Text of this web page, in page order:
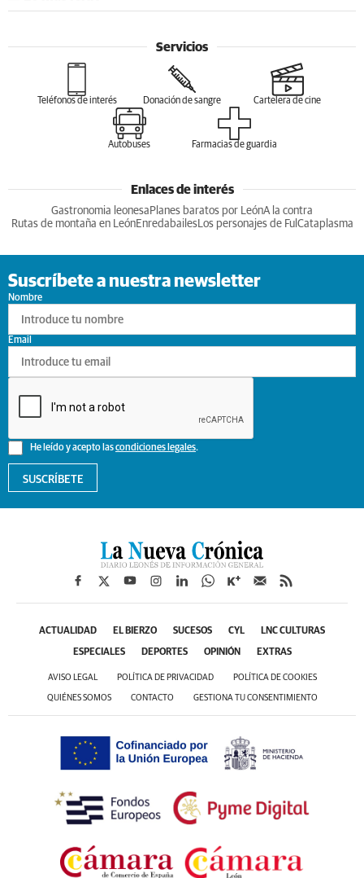
Servicios
Teléfonos de interés Donación de sangre Cartelera de cine
Autobuses Farmacias de guardia
Enlaces de interés
Gastronomia leonesa Planes baratos por LeónA la contra
Rutas de montaña en LeónEnredabailesLos personajes de Ful Cataplasma
Suscríbete a nuestra newsletter
Nombre
He leído y acepto lascondiciones legales.
Email
SUSCRÍBETE
ACTUALIDAD EL BIERZO SUCESOS CYL LNC CULTURAS
ESPECIALES DEPORTES OPINIÓN EXTRAS
AVISO LEGAL POLÍTICA DE PRIVACIDAD POLÍTICA DE COOKIES
QUIÉNES SOMOS CONTACTO GESTIONA TU CONSENTIMIENTO